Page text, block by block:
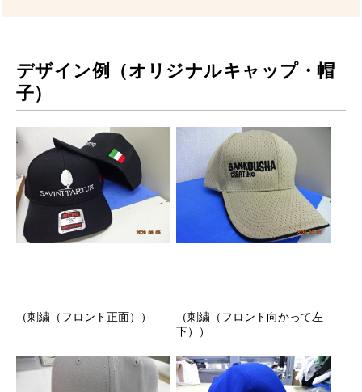
デザイン例（オリジナルキャップ・帽
子）
（刺繍（フロント正面））
（刺繍（フロント向かって左
下））